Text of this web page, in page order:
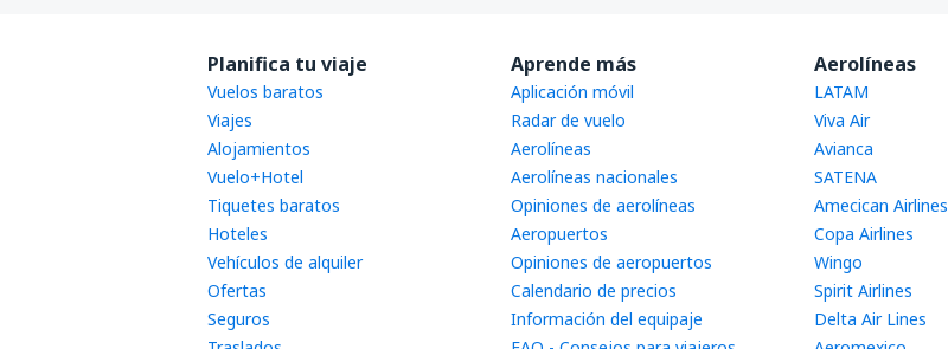
Planifica tu viaje
Vuelos baratos
Viajes
Alojamientos
Vuelo+Hotel
Tiquetes baratos
Hoteles
Vehículos de alquiler
Ofertas
Seguros
Aprende más
Aplicación móvil
Radar de vuelo
Aerolíneas
Aerolíneas nacionales
Opiniones de aerolíneas
Aeropuertos
Opiniones de aeropuertos
Calendario de precios
Información del equipaje
Aerolíneas
LATAM
Viva Air
Avianca
SATENA
Amecican Airlines
Copa Airlines
Wingo
Spirit Airlines
Delta Air Lines